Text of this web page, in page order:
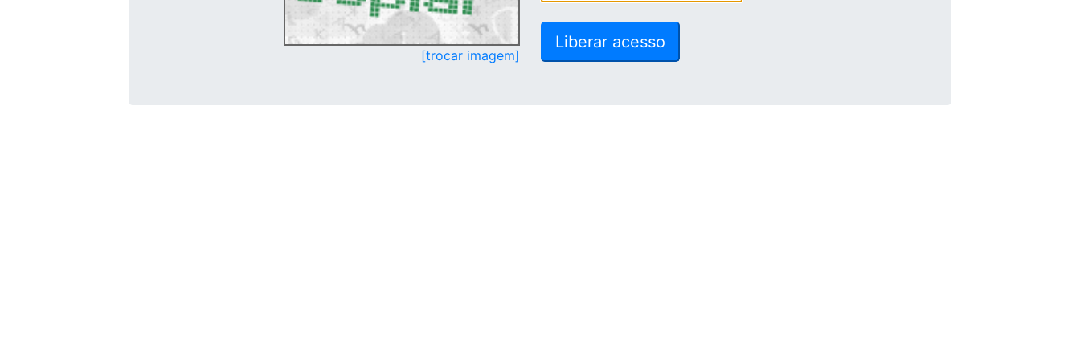
[trocar imagem]